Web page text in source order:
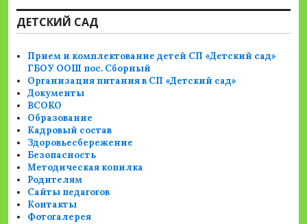
ДЕТСКИЙ САД
Прием и комплектование детей СП «Детский сад»
ГБОУ ООШ пос. Сборный
Организация питания в СП «Детский сад»
Документы
ВСОКО
Образование
Кадровый состав
Здоровьесбережение
Безопасность
Методическая копилка
Родителям
Сайты педагогов
Контакты
Фотогалерея